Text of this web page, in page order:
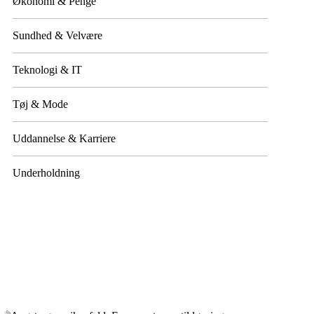
Sundhed & Velvære
Teknologi & IT
Tøj & Mode
Uddannelse & Karriere
Underholdning